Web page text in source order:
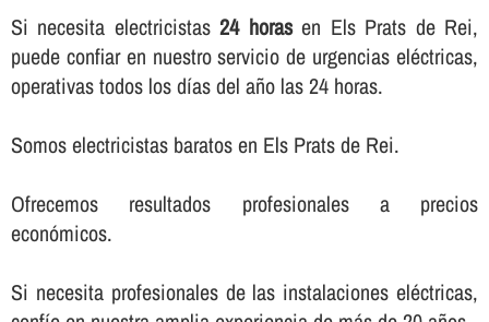
Si necesita electricistas24 horasen Els Prats de Rei,
puede confiar en nuestro servicio de urgencias eléctricas,
operativas todos los dí­as del año las 24 horas.
Somos electricistas baratos en Els Prats de Rei.
Ofrecemos resultados profesionales a precios
económicos.
Si necesita profesionales de las instalaciones eléctricas,